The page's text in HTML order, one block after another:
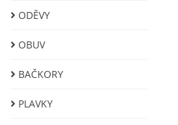
ODĚVY
OBUV
BAČKORY
PLAVKY